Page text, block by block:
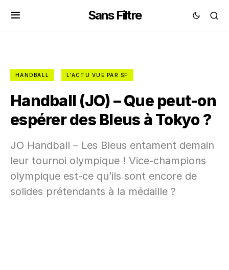
Sans Filtre
HANDBALL L'ACTU VUE PAR SF
Handball (JO) – Que peut-on
espérer des Bleus à Tokyo ?
JO Handball – Les Bleus entament demain
leur tournoi olympique ! Vice-champions
olympique est-ce qu’ils sont encore de
solides prétendants à la médaille ?